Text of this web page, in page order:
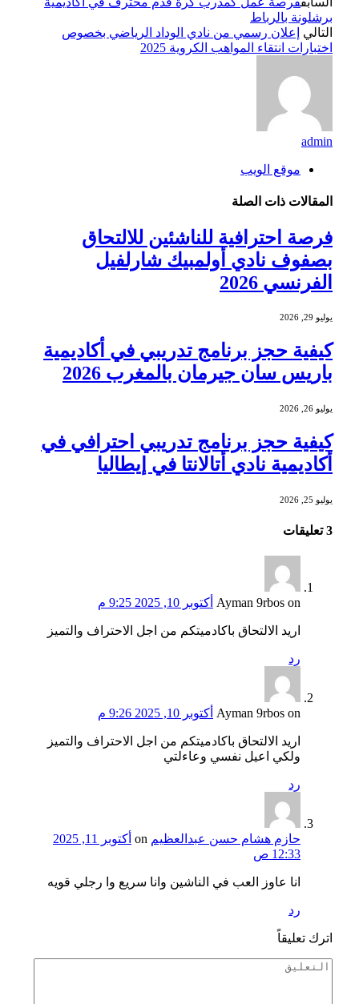
برشلونة بالرباط
التالي إعلان رسمي من نادي الوداد الرياضي بخصوص
اختبارات انتقاء المواهب الكروية 2025
admin
موقع الويب
المقالاتذات الصلة
فرصة احترافية للناشئين للالتحاق
بصفوف نادي أولمبيك شارلفيل
الفرنسي 2026
يوليو 29, 2026
كيفية حجز برنامج تدريبي في أكاديمية
باريس سان جيرمان بالمغرب 2026
يوليو 26, 2026
كيفية حجز برنامج تدريبي احترافي في
أكاديمية نادي أتالانتا في إيطاليا
يوليو 25, 2026
تعليقات
Ayman 9rboson أكتوبر 10, 2025 9:25 م
اريد الالتحاق باكادميتكم من اجل الاحتراف والتميز
رد
Ayman 9rboson أكتوبر 10, 2025 9:26 م
اريد الالتحاق باكادميتكم من اجل الاحتراف والتميز
ولكي اعيل نفسي وعاءلتي
رد
حازم هشام حسن عبدالعظيمon
أكتوبر 11, 2025
12:33 ص
انا عاوز العب في الناشين وانا سريع وا رجلي قويه
رد
اترك تعليقاً